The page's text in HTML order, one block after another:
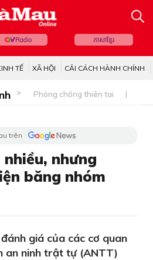
Radio ភាសាខ្មែរ
TẾ XÃ HỘI CẢI CÁCH HÀNH CHÍNH
Phòng chống thiên tai
trên
nhưng
băng nhóm
giá của các cơ quan
an ninh trật tự (ANTT)